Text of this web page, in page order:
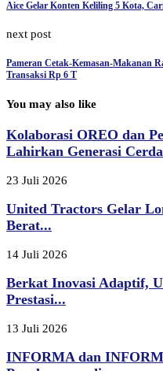
Aice Gelar Konten Keliling 5 Kota,
next post
Pameran Cetak-Kemasan-Makanan
Transaksi Rp 6 T
You may also like
Kolaborasi OREO dan
Lahirkan Generasi
23 Juli 2026
United Tractors Gelar
Berat...
14 Juli 2026
Berkat Inovasi Adaptif,
Prestasi...
13 Juli 2026
INFORMA dan